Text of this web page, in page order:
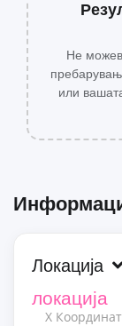
Не
или
Локација
локација
X